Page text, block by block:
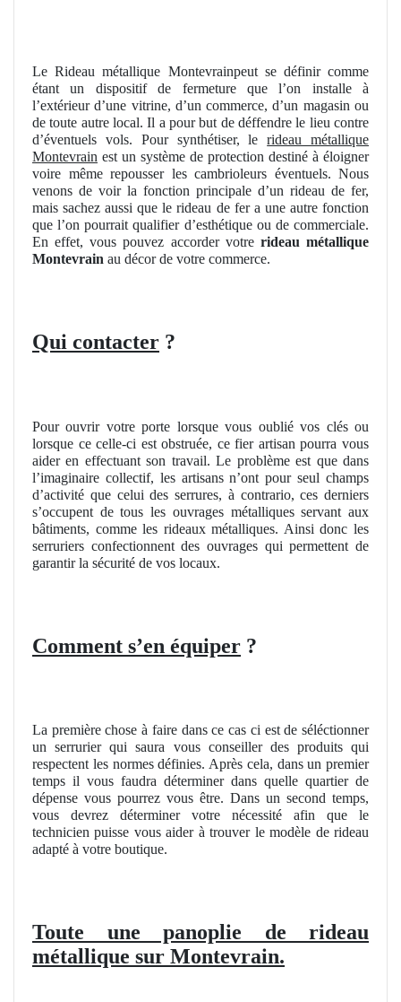
Le Rideau métallique Montevrainpeut se définir comme
étant un dispositif de fermeture que l’on installe à
l’extérieur d’une vitrine, d’un commerce, d’un magasin ou
de toute autre local. Il a pour but de déffendre le lieu contre
d’éventuels vols. Pour synthétiser, lerideau métallique
Montevrain est un système de protection destiné à éloigner
voire même repousser les cambrioleurs éventuels. Nous
venons de voir la fonction principale d’un rideau de fer,
mais sachez aussi que le rideau de fer a une autre fonction
que l’on pourrait qualifier d’esthétique ou de commerciale.
En effet, vous pouvez accorder votre rideau métallique
Montevrain au décor de votre commerce.
Qui contacter ?
Pour ouvrir votre porte lorsque vous oublié vos clés ou
lorsque ce celle-ci est obstruée, ce fier artisan pourra vous
aider en effectuant son travail. Le problème est que dans
l’imaginaire collectif, les artisans n’ont pour seul champs
d’activité que celui des serrures, à contrario, ces derniers
s’occupent de tous les ouvrages métalliques servant aux
bâtiments, comme les rideaux métalliques. Ainsi donc les
serruriers confectionnent des ouvrages qui permettent de
garantir la sécurité de vos locaux.
Comment s’en équiper ?
La première chose à faire dans ce cas ci est de séléctionner
un serrurier qui saura vous conseiller des produits qui
respectent les normes définies. Après cela, dans un premier
temps il vous faudra déterminer dans quelle quartier de
dépense vous pourrez vous être. Dans un second temps,
vous devrez déterminer votre nécessité afin que le
technicien puisse vous aider à trouver le modèle de rideau
adapté à votre boutique.
Toute une panoplie de rideau
métallique sur Montevrain.